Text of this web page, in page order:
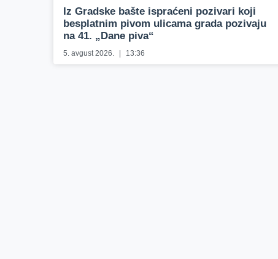
Iz Gradske bašte ispraćeni pozivari koji
besplatnim pivom ulicama grada pozivaju
na 41. „Dane piva“
5. avgust 2026. 13:36